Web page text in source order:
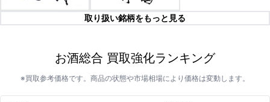
取り扱い銘柄をもっと見る
お酒総合 買取強化ランキング
※買取参考価格です。商品の状態や市場相場により価格は変動します。